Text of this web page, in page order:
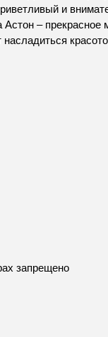
и
– прекрасное
запрещено